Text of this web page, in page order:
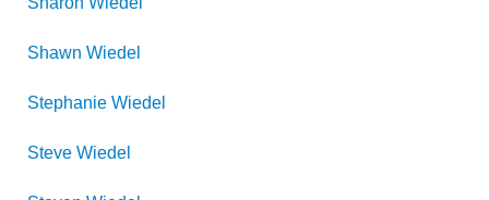
Shawn Wiedel
Stephanie Wiedel
Steve Wiedel